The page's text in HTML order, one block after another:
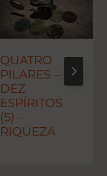
QUATRO
PILARES –
DEZ
ESPÍRITOS
(5) –
RIQUEZA